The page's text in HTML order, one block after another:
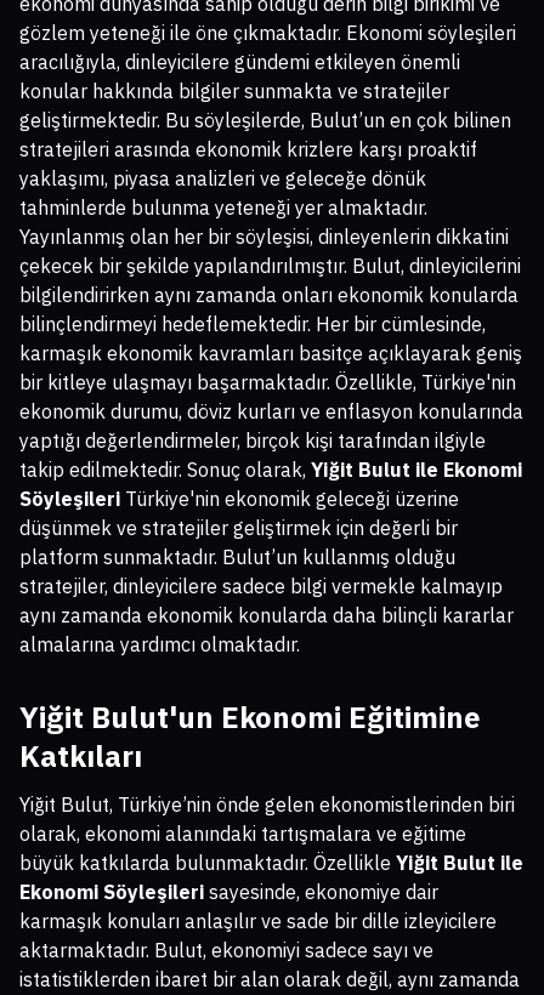
gözlem yeteneği ile öne çıkmaktadır. Ekonomi söyleşileri
aracılığıyla, dinleyicilere gündemi etkileyen önemli
konular hakkında bilgiler sunmakta ve stratejiler
geliştirmektedir. Bu söyleşilerde, Bulut’un en çok bilinen
stratejileri arasında ekonomik krizlere karşı proaktif
yaklaşımı, piyasa analizleri ve geleceğe dönük
tahminlerde bulunma yeteneği yer almaktadır.
Yayınlanmış olan her bir söyleşisi, dinleyenlerin dikkatini
çekecek bir şekilde yapılandırılmıştır. Bulut, dinleyicilerini
bilgilendirirken aynı zamanda onları ekonomik konularda
bilinçlendirmeyi hedeflemektedir. Her bir cümlesinde,
karmaşık ekonomik kavramları basitçe açıklayarak geniş
bir kitleye ulaşmayı başarmaktadır. Özellikle, Türkiye'nin
ekonomik durumu, döviz kurları ve enflasyon konularında
yaptığı değerlendirmeler, birçok kişi tarafından ilgiyle
takip edilmektedir. Sonuç olarak, Yiğit Bulut ile Ekonomi
Söyleşileri Türkiye'nin ekonomik geleceği üzerine
düşünmek ve stratejiler geliştirmek için değerli bir
platform sunmaktadır. Bulut’un kullanmış olduğu
stratejiler, dinleyicilere sadece bilgi vermekle kalmayıp
aynı zamanda ekonomik konularda daha bilinçli kararlar
almalarına yardımcı olmaktadır.
Yiğit Bulut'un Ekonomi Eğitimine
Katkıları
Yiğit Bulut, Türkiye’nin önde gelen ekonomistlerinden biri
olarak, ekonomi alanındaki tartışmalara ve eğitime
büyük katkılarda bulunmaktadır. Özellikle Yiğit Bulut ile
Ekonomi Söyleşileri sayesinde, ekonomiye dair
karmaşık konuları anlaşılır ve sade bir dille izleyicilere
aktarmaktadır. Bulut, ekonomiyi sadece sayı ve
istatistiklerden ibaret bir alan olarak değil, aynı zamanda